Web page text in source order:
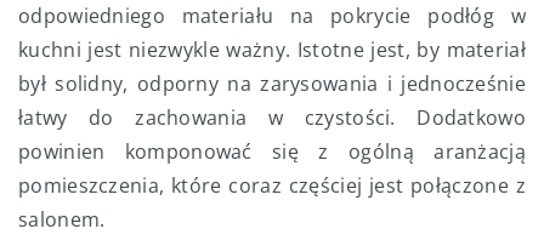
odpowiedniego materiału na pokrycie podłóg w
kuchni jest niezwykle ważny. Istotne jest, by materiał
był solidny, odporny na zarysowania i jednocześnie
łatwy do zachowania w czystości. Dodatkowo
powinien komponować się z ogólną aranżacją
pomieszczenia, które coraz częściej jest połączone z
salonem.